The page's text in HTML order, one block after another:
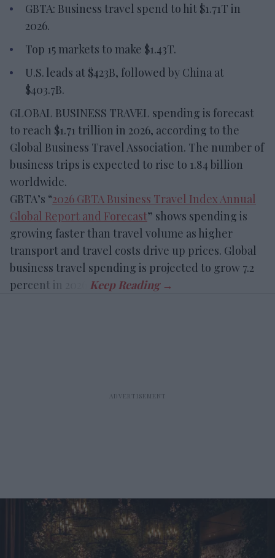
GBTA: Business travel spend to hit $1.71T in
2026.
Top 15 markets to make $1.43T.
U.S. leads at $423B, followed by China at
$403.7B.
GLOBAL BUSINESS TRAVEL spending is forecast
to reach $1.71 trillion in 2026, according to the
Global Business Travel Association. The number of
business trips is expected to rise to 1.84 billion
worldwide.
GBTA’s “2026 GBTA Business Travel Index Annual
Global Report and Forecast” shows spending is
growing faster than travel volume as higher
transport and travel costs drive up prices. Global
business travel spending is projected to grow 7.2
percent in 2026.